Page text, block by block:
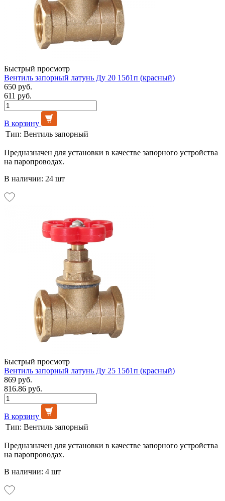
Быстрый просмотр
Вентиль запорный латунь Ду 20 15б1п (красный)
650 руб.
611 руб.
В корзину
Тип: Вентиль запорный
Предназначен для установки в качестве запорного устройства
на паропроводах.
В наличии: 24 шт
Быстрый просмотр
Вентиль запорный латунь Ду 25 15б1п (красный)
869 руб.
816.86 руб.
В корзину
Тип: Вентиль запорный
Предназначен для установки в качестве запорного устройства
на паропроводах.
В наличии: 4 шт